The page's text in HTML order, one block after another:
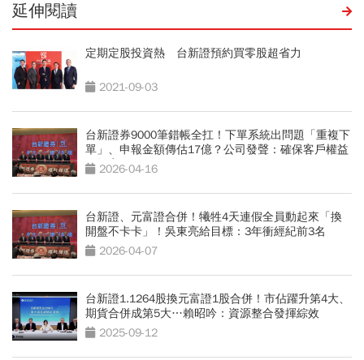
延伸閱讀
定期定股投資熱 台新證預約買零股超省力
2021-09-03
台新證券9000筆錯帳全扛！下單系統出問題「重複下
單」、申報金額傳估17億？公司發聲：確保客戶權益
不損害
2026-04-16
台新證、元富證合併！犧牲4天連假全員動起來「換
開盤不卡卡」！吳東亮給目標：3年衝經紀前3名
2026-04-07
台新證1.1264股換元富證1股合併！市佔躍升第4大、
期貨合併成第5大…賴昭吟：資源整合發揮綜效
2025-09-12